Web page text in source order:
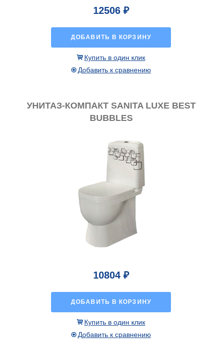
12506 ₽
ДОБАВИТЬ В КОРЗИНУ
Купить в один клик
Добавить к сравнению
УНИТАЗ-КОМПАКТ SANITA LUXE BEST
BUBBLES
10804 ₽
ДОБАВИТЬ В КОРЗИНУ
Купить в один клик
Добавить к сравнению